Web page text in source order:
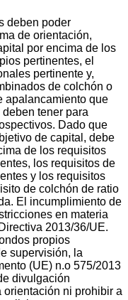
deben poder
de orientación,
por encima de los
pertinentes, el
pertinente y,
de colchón o
apalancamiento que
tener para
Dado que
de capital, debe
de los requisitos
los requisitos de
y los requisitos
de colchón de ratio
El incumplimiento de
en materia
2013/36/UE.
propios
supervisión, la
(UE) n.o 575/2013
divulgación
ni prohibir a